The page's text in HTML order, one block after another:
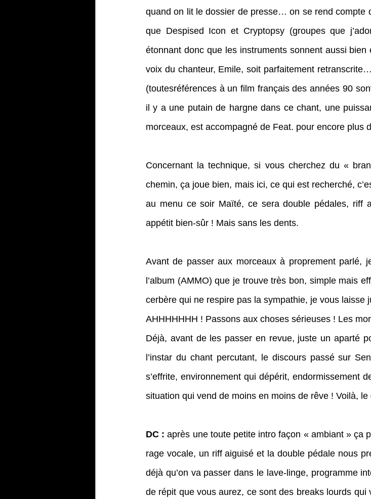
quand on lit le dossier de presse… on se rend compte
que Despised Icon et Cryptopsy (groupes que
étonnant donc que les instruments sonnent aussi bien
voix du chanteur, Emile, soit parfaitement
(toutesréférences à un film français des années 90
il y a une putain de hargne dans ce chant, une
morceaux, est accompagné de Feat. pour encore plus
Concernant la technique, si vous cherchez du «
chemin, ça joue bien, mais ici, ce qui est recherché,
au menu ce soir Maïté, ce sera double pédales, riff
appétit bien-sûr ! Mais sans les dents.
Avant de passer aux morceaux à proprement parlé,
l’album (AMMO) que je trouve très bon, simple mais
cerbère qui ne respire pas la sympathie, je vous laisse
AHHHHHHH ! Passons aux choses sérieuses ! Les
Déjà, avant de les passer en revue, juste un aparté
l’instar du chant percutant, le discours passé sur
s’effrite, environnement qui dépérit, endormissement
situation qui vend de moins en moins de rêve ! Voilà, le
DC : après une toute petite intro façon « ambiant » ça
rage vocale, un riff aiguisé et la double pédale nous
déjà qu’on va passer dans le lave-linge, programme
de répit que vous aurez, ce sont des breaks lourds